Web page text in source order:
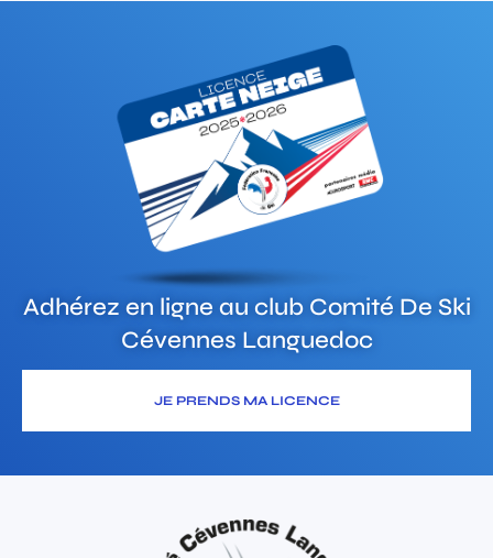
Adhérez en ligne au club Comité De Ski
Cévennes Languedoc
JE PRENDS MA LICENCE